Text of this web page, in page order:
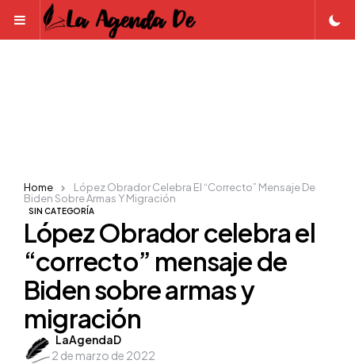
Menu
SIN CATEGORÍA
López Obrador celebra el
“correcto” mensaje de
Biden sobre armas y
migración
Posted
by
LaAgendaD
2 de marzo de 2022
Home
López Obrador Celebra El “correcto” Mensaje De
Biden Sobre Armas Y Migración